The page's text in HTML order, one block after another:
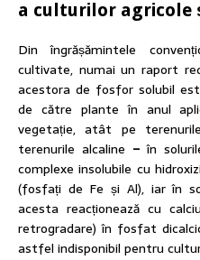
a culturilor agricole
Din îngrășămintele
cultivate, numai un raport
acestora de fosfor solubil
de către plante în anul
vegetație, atât pe
terenurile alcaline –în
complexe insolubile cu
(fosfați de Fe și Al), iar în
acesta reacționează cu
retrogradare) în fosfat
astfel indisponibil pentru